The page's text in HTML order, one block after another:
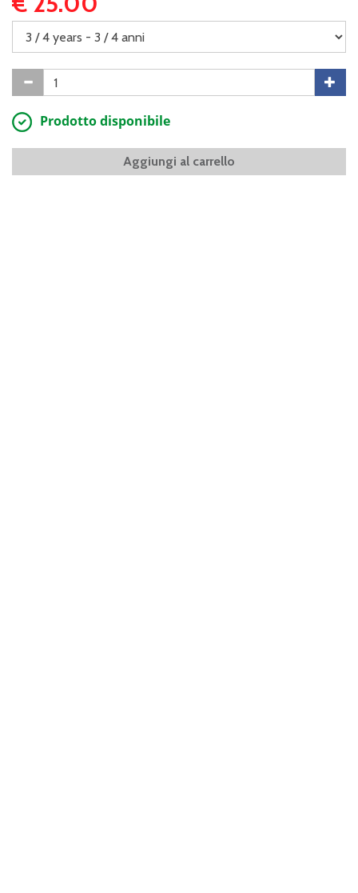
Prodotto disponibile
Aggiungi al carrello